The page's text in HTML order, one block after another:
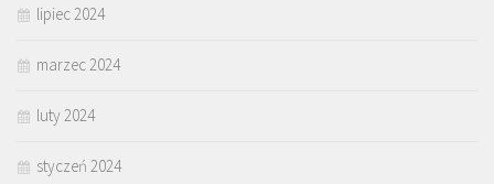
lipiec 2024
marzec 2024
luty 2024
styczeń 2024